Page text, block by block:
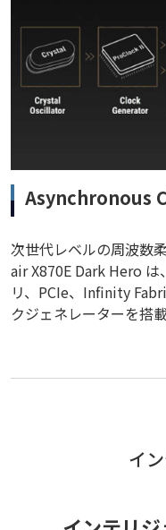
Asynchronous
次世代レベルの周波数
air X870E Dark Hero は
リ、PCIe、Infinity
クジェネレーターを搭
イ